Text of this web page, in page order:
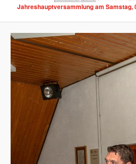
Jahreshauptversammlung am Samstag,